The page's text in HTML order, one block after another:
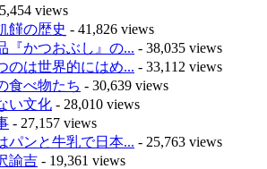
views
饉の歴史 - 41,826 views
『かつおぶし』の... - 38,035 views
のは世界的にはめ... - 33,112 views
食べ物たち - 30,639 views
い文化 - 28,010 views
- 27,157 views
パンと牛乳で日本... - 25,763 views
諭吉 - 19,361 views